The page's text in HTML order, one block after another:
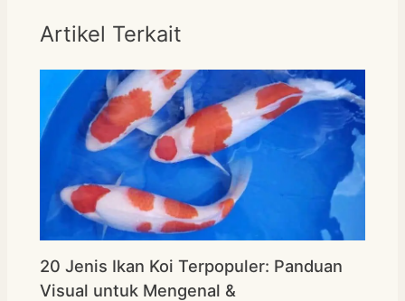
Artikel Terkait
20 Jenis Ikan Koi Terpopuler: Panduan
Visual untuk Mengenal &